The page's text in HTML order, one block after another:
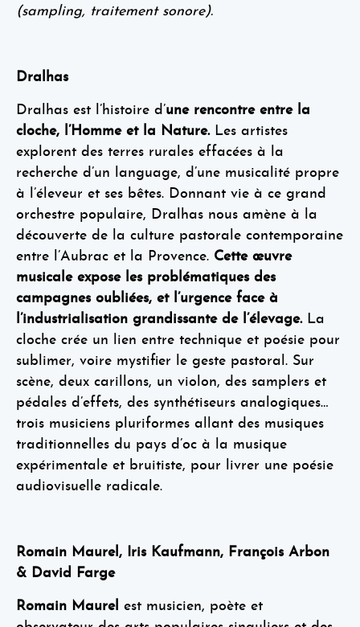
(sampling, traitement sonore).
Dralhas
Dralhas est l’histoire d’une rencontre entre la
cloche, l’Homme et la Nature.Les artistes
explorent des terres rurales effacées à la
recherche d’un language, d’une musicalité propre
à l’éleveur et ses bêtes. Donnant vie à ce grand
orchestre populaire, Dralhas nous amène à la
découverte de la culture pastorale contemporaine
entre l’Aubrac et la Provence. Cette œuvre
musicale expose les problématiques des
campagnes oubliées, et l’urgence face à
l’industrialisation grandissante de l’élevage.La
cloche crée un lien entre technique et poésie pour
sublimer, voire mystifier le geste pastoral. Sur
scène, deux carillons, un violon, des samplers et
pédales d’effets, des synthétiseurs analogiques…
trois musiciens pluriformes allant des musiques
traditionnelles du pays d’oc à la musique
expérimentale et bruitiste, pour livrer une poésie
audiovisuelle radicale.
Romain Maurel, Iris Kaufmann, François Arbon
& David Farge
Romain Maurel est musicien, poète et